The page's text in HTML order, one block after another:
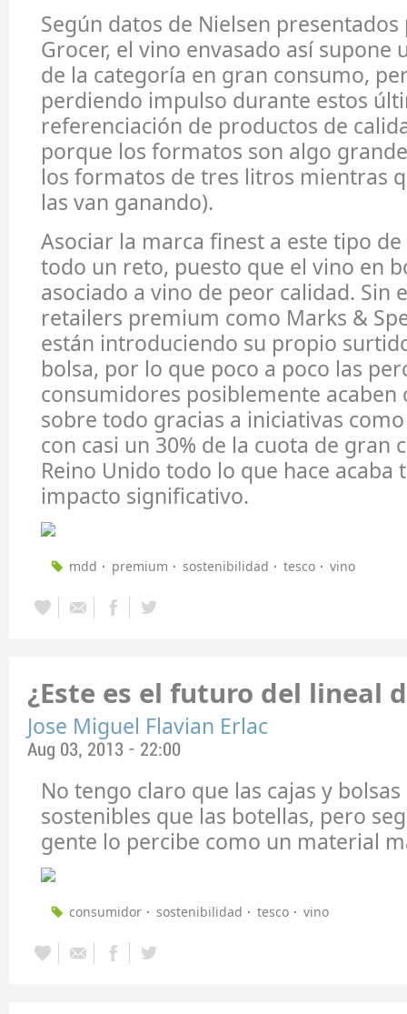
Según datos de Nielsen
Grocer, el vino envasado así supone
de la categoría en gran consumo,
perdiendo impulso durante estos
referenciación de productos de
porque los formatos son algo
los formatos de tres litros mientras
las van ganando).
Asociar la marca finest a este tipo
todo un reto, puesto que el vino en
asociado a vino de peor calidad. Sin
retailers premium como Marks &
están introduciendo su propio
bolsa, por lo que poco a poco las
consumidores posiblemente acaben
sobre todo gracias a iniciativas
con casi un 30% de la cuota de gran
Reino Unido todo lo que hace acaba
impacto significativo.
mdd premium sostenibilidad tesco vino
¿Este es el futuro del lineal
Jose Miguel Flavian Erlac
Aug 03, 2013 - 22:00
No tengo claro que las cajas y
sostenibles que las botellas, pero
gente lo percibe como un material
consumidor sostenibilidad tesco vino